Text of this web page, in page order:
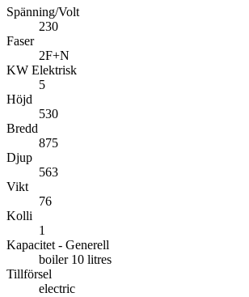
Spänning/Volt
230
Faser
2F+N
KW Elektrisk
5
Höjd
530
Bredd
875
Djup
563
Vikt
76
Kolli
1
Kapacitet - Generell
boiler 10 litres
Tillförsel
electric